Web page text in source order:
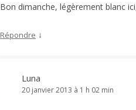
Bon dimanche, légèrement blanc
Répondre ↓
Luna
20 janvier 2013 à 1 h 02 min